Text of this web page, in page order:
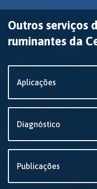
Outros serviços
ruminantes da
Aplicações
Diagnóstico
Publicações